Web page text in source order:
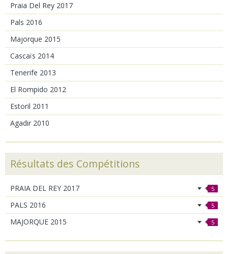
Praia Del Rey 2017
Pals 2016
Majorque 2015
Cascaïs 2014
Tenerife 2013
El Rompido 2012
Estoril 2011
Agadir 2010
Résultats des Compétitions
PRAIA DEL REY 2017 5
PALS 2016 5
MAJORQUE 2015 5